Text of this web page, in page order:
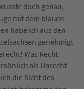
doch genau,
mit dem blauen
habe ich aus den
genehmigt
Was Recht
als Unrecht
die Sicht des